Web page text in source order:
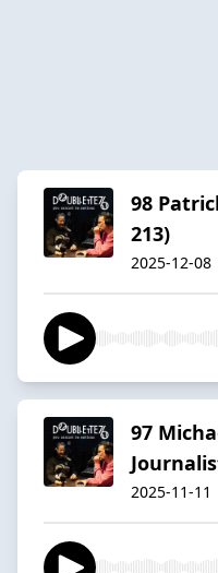
98
213)
2025-12-08
97
2025-11-11